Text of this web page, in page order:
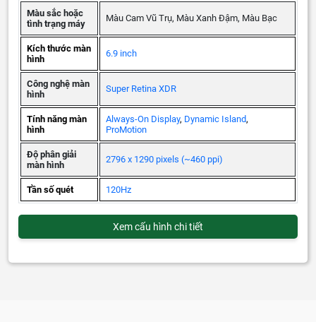
Màu sắc hoặc
tình trạng máy
Màu Cam Vũ Trụ, Màu Xanh Đậm, Màu Bạc
Kích thước màn
hình
6.9 inch
Công nghệ màn
hình
Super Retina XDR
Tính năng màn
hình
Always-On Display, Dynamic Island,
ProMotion
Độ phân giải
màn hình
2796 x 1290 pixels (~460 ppi)
Tần số quét 120Hz
Xem cấu hình chi tiết